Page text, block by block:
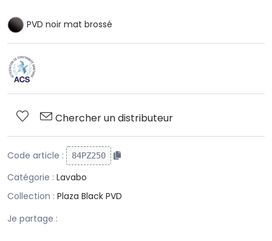
PVD noir mat brossé
Chercher un distributeur
Code article : 84PZ250
Catégorie : Lavabo
Collection : Plaza Black PVD
Je partage :